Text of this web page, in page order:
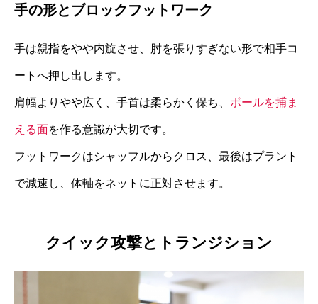
手の形とブロックフットワーク
手は親指をやや内旋させ、肘を張りすぎない形で相手コ
ートへ押し出します。
肩幅よりやや広く、手首は柔らかく保ち、 ボールを捕ま
える面を作る意識が大切です。
フットワークはシャッフルからクロス、最後はプラント
で減速し、体軸をネットに正対させます。
クイック攻撃とトランジション